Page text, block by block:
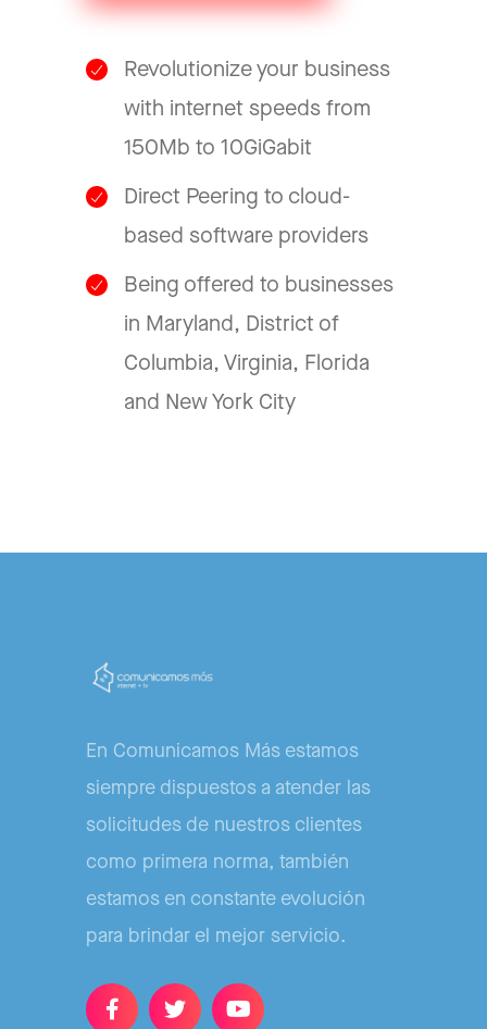
Revolutionize your business
with internet speeds from
150Mb to 10GiGabit
Direct Peering to cloud-
based software providers
Being offered to businesses
in Maryland, District of
Columbia, Virginia, Florida
and New York City
En Comunicamos Más estamos
siempre dispuestos a atender las
solicitudes de nuestros clientes
como primera norma, también
estamos en constante evolución
para brindar el mejor servicio.